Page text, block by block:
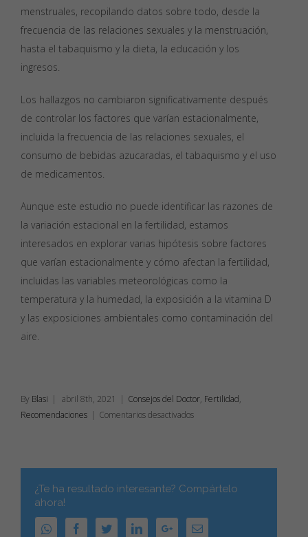
menstruales, recopilando datos sobre todo, desde la
frecuencia de las relaciones sexuales y la menstruación,
hasta el tabaquismo y la dieta, la educación y los
ingresos.
Los hallazgos no cambiaron significativamente después
de controlar los factores que varían estacionalmente,
incluida la frecuencia de las relaciones sexuales, el
consumo de bebidas azucaradas, el tabaquismo y el uso
de medicamentos.
Aunque este estudio no puede identificar las razones de
la variación estacional en la fertilidad, estamos
interesados en explorar varias hipótesis sobre factores
que varían estacionalmente y cómo afectan la fertilidad,
incluidas las variables meteorológicas como la
temperatura y la humedad, la exposición a la vitamina D
y las exposiciones ambientales como contaminación del
aire.
By Blasi | abril 8th, 2021 | Consejos del Doctor, Fertilidad,
Recomendaciones | Comentarios desactivadosen
época
año
¿Te ha resultado interesante? Compártelo
ahora!
WhatsAppFacebookTwitterLinkedinGoogle+Email